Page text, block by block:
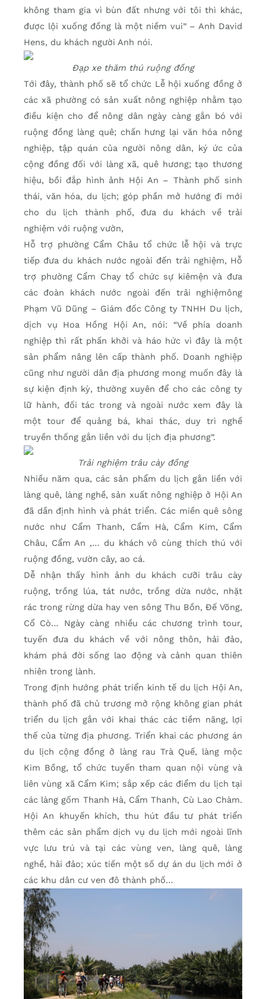
không tham gia vì bùn đất nhưng với tôi thì khác,
được lội xuống đồng là một niềm vui” – Anh David
Hens, du khách người Anh nói.
Đạp xe thăm thú ruộng đồng
Tới đây, thành phố sẽ tổ chức Lễ hội xuống đồng ở
các xã phường có sản xuất nông nghiệp nhằm tạo
điều kiện cho để nông dân ngày càng gắn bó với
ruộng đồng làng quê; chấn hưng lại văn hóa nông
nghiệp, tập quán của người nông dân, ký ức của
cộng đồng đối với làng xã, quê hương; tạo thương
hiệu, bồi đắp hình ảnh Hội An – Thành phố sinh
thái, văn hóa, du lịch; góp phần mở hướng đi mới
cho du lịch thành phố, đưa du khách về trải
nghiệm với ruộng vườn,
Hỗ trợ phường Cẩm Châu tổ chức lễ hội và trực
tiếp đưa du khách nước ngoài đến trải nghiệm, Hỗ
trợ phường Cẩm Chay tổ chức sự kiêmện và đưa
các đoàn khách nước ngoài đến trải nghiệmông
Phạm Vũ Dũng – Giám đốc Công ty TNHH Du lịch,
dịch vụ Hoa Hồng Hội An, nói:
“Về phía doanh
nghiệp thì rất phấn khởi và háo hức vì đây là một
sản phẩm nâng lên cấp thành phố. Doanh nghiệp
cũng như người dân địa phương mong muốn đây là
sự kiện định kỳ, thường xuyên để cho các công ty
lữ hành, đối tác trong và ngoài nước xem đây là
một tour để quảng bá, khai thác, duy trì nghề
truyền thống gắn liền với du lịch địa phương”.
Trải nghiệm trâu cày đồng
Nhiều năm qua, các sản phẩm du lịch gắn liền với
làng quê, làng nghề, sản xuất nông nghiệp ở Hội An
đã dần định hình và phát triển. Các miền quê sông
nước như Cẩm Thanh, Cẩm Hà, Cẩm Kim, Cẩm
Châu, Cẩm An ,… du khách vô cùng thích thú với
ruộng đồng, vườn cây, ao cá.
Dễ nhận thấy hình ảnh du khách cưỡi trâu cày
ruộng, trồng lúa, tát nước, trồng dừa nước, nhặt
rác trong rừng dừa hay ven sông Thu Bồn, Đế Võng,
Cổ Cò… Ngày càng nhiều các chương trình tour,
tuyến đưa du khách về với nông thôn, hải đảo,
khám phá đời sống lao động và cảnh quan thiên
nhiên trong lành.
Trong định hướng phát triển kinh tế du lịch Hội An,
thành phố đã chủ trương mở rộng không gian phát
triển du lịch gắn với khai thác các tiềm năng, lợi
thế của từng địa phương. Triển khai các phương án
du lịch cộng đồng ở làng rau Trà Quế, làng mộc
Kim Bồng, tổ chức tuyến tham quan nội vùng và
liên vùng xã Cẩm Kim; sắp xếp các điểm du lịch tại
các làng gốm Thanh Hà, Cẩm Thanh, Cù Lao Chàm.
Hội An khuyến khích, thu hút đầu tư phát triển
thêm các sản phẩm dịch vụ du lịch mới ngoài lĩnh
vực lưu trú và tại các vùng ven, làng quê, làng
nghề, hải đảo; xúc tiến một số dự án du lịch mới ở
các khu dân cư ven đô thành phố…